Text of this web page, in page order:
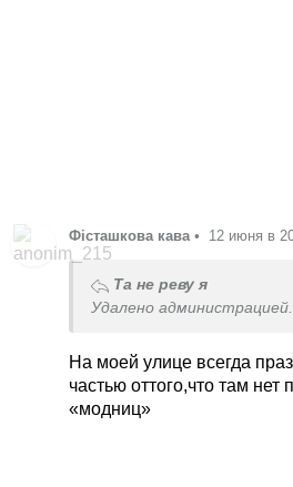
Фісташкова кава • 12 июня в
Та не реву я
Удалено
На моей улице всегда
частью оттого,что там
«модниц»